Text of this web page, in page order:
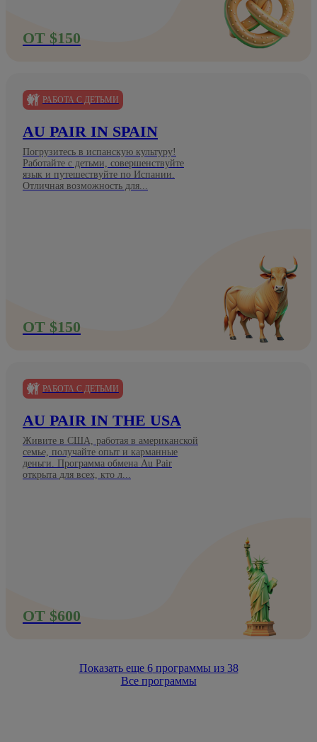
ОТ $150
РАБОТА С ДЕТЬМИ
AU PAIR IN SPAIN
Погрузитесь в испанскую культуру!
Работайте с детьми, совершенствуйте
язык и путешествуйте по Испании.
Отличная возможность для...
ОТ $150
РАБОТА С ДЕТЬМИ
AU PAIR IN THE USA
Живите в США, работая в американской
семье, получайте опыт и карманные
деньги. Программа обмена Au Pair
открыта для всех, кто л...
ОТ $600
Показать еще 6программы из 38
Все программы